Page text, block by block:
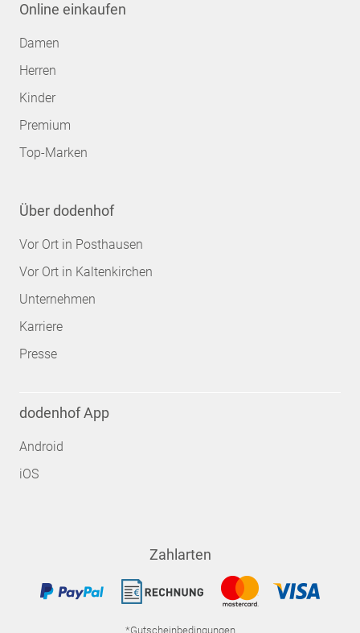
Online einkaufen
Damen
Herren
Kinder
Premium
Top-Marken
Über dodenhof
Vor Ort in Posthausen
Vor Ort in Kaltenkirchen
Unternehmen
Karriere
Presse
dodenhof App
Android
iOS
Zahlarten
*Gutscheinbedingungen